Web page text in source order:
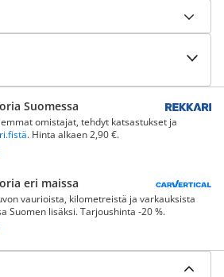
Suomessa
omistajat, tehdyt katsastukset ja
. Hinta alkaen 2,90 €.
eri maissa
vaurioista, kilometreistä ja varkauksista
Suomen lisäksi. Tarjoushinta -20 %.